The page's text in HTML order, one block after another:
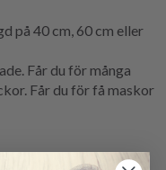
på 40 cm, 60 cm eller
Får du för många
Får du för få maskor